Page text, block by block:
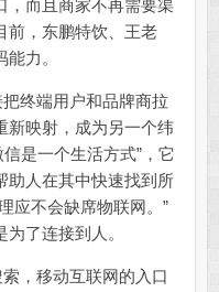
，而且商家不再需要渠
前，东鹏特饮、王老
力。
终端用户和品牌商拉
新映射，成为另一个纬
是一个生活方式”，它
助人在其中快速找到所
应不会缺席物联网。”
了连接到人。
，移动互联网的入口